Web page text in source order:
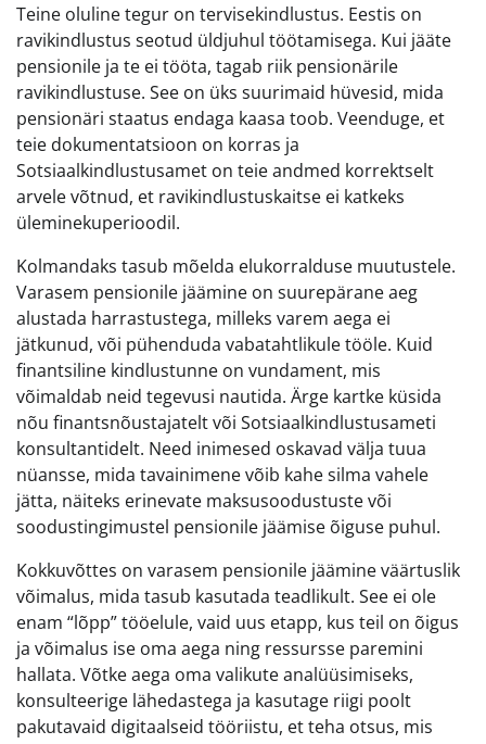
Teine oluline tegur on tervisekindlustus. Eestis on
ravikindlustus seotud üldjuhul töötamisega. Kui jääte
pensionile ja te ei tööta, tagab riik pensionärile
ravikindlustuse. See on üks suurimaid hüvesid, mida
pensionäri staatus endaga kaasa toob. Veenduge, et
teie dokumentatsioon on korras ja
Sotsiaalkindlustusamet on teie andmed korrektselt
arvele võtnud, et ravikindlustuskaitse ei katkeks
üleminekuperioodil.
Kolmandaks tasub mõelda elukorralduse muutustele.
Varasem pensionile jäämine on suurepärane aeg
alustada harrastustega, milleks varem aega ei
jätkunud, või pühenduda vabatahtlikule tööle. Kuid
finantsiline kindlustunne on vundament, mis
võimaldab neid tegevusi nautida. Ärge kartke küsida
nõu finantsnõustajatelt või Sotsiaalkindlustusameti
konsultantidelt. Need inimesed oskavad välja tuua
nüansse, mida tavainimene võib kahe silma vahele
jätta, näiteks erinevate maksusoodustuste või
soodustingimustel pensionile jäämise õiguse puhul.
Kokkuvõttes on varasem pensionile jäämine väärtuslik
võimalus, mida tasub kasutada teadlikult. See ei ole
enam “lõpp” tööelule, vaid uus etapp, kus teil on õigus
ja võimalus ise oma aega ning ressursse paremini
hallata. Võtke aega oma valikute analüüsimiseks,
konsulteerige lähedastega ja kasutage riigi poolt
pakutavaid digitaalseid tööriistu, et teha otsus, mis